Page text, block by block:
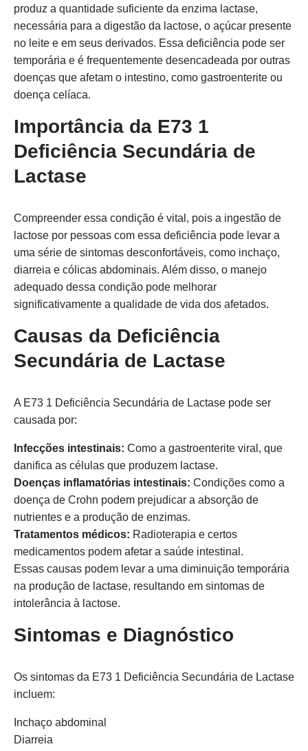
produz a quantidade suficiente da enzima lactase,
necessária para a digestão da lactose, o açúcar presente
no leite e em seus derivados. Essa deficiência pode ser
temporária e é frequentemente desencadeada por outras
doenças que afetam o intestino, como gastroenterite ou
doença celíaca.
Importância da E73 1
Deficiência Secundária de
Lactase
Compreender essa condição é vital, pois a ingestão de
lactose por pessoas com essa deficiência pode levar a
uma série de sintomas desconfortáveis, como inchaço,
diarreia e cólicas abdominais. Além disso, o manejo
adequado dessa condição pode melhorar
significativamente a qualidade de vida dos afetados.
Causas da Deficiência
Secundária de Lactase
A E73 1 Deficiência Secundária de Lactase pode ser
causada por:
Infecções intestinais: Como a gastroenterite viral, que
danifica as células que produzem lactase.
Doenças inflamatórias intestinais: Condições como a
doença de Crohn podem prejudicar a absorção de
nutrientes e a produção de enzimas.
Tratamentos médicos: Radioterapia e certos
medicamentos podem afetar a saúde intestinal.
Essas causas podem levar a uma diminuição temporária
na produção de lactase, resultando em sintomas de
intolerância à lactose.
Sintomas e Diagnóstico
Os sintomas da E73 1 Deficiência Secundária de Lactase
incluem:
Inchaço abdominal
Diarreia